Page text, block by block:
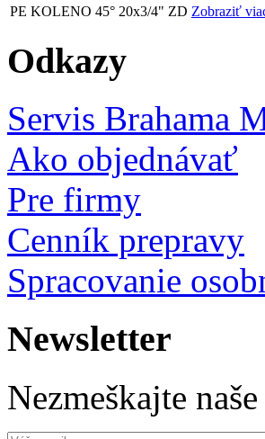
PE KOLENO 45° 20x3/4" ZD Zobraziť
Odkazy
Servis Brahama
Ako objednávať
Pre firmy
Cenník prepravy
Spracovanie
Newsletter
Nezmeškajte